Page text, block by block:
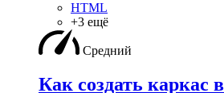
HTML
+3 ещё
Средний
Как создать каркас